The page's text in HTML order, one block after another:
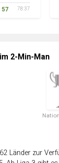
57 78:37
2-Min-Man
Länder zur